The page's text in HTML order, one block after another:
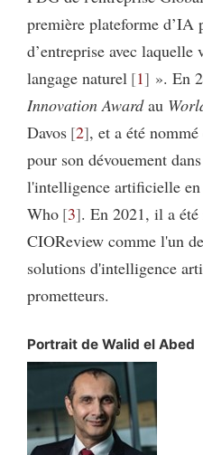
première plateforme d’IA
d’entreprise avec laquelle
langage naturel 1 ». En
Innovation Awardau
Davos 2 , et a été
pour son dévouement
l'intelligence artificielle
Who 3 . En 2021, il a
CIOReview comme l'un
solutions d'intelligence
prometteurs.
Portrait de Walid el Abed